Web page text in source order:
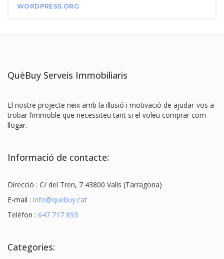
WORDPRESS.ORG
QuèBuy Serveis Immobiliaris
El nostre projecte neix amb la il·lusió i motivació de ajudar-vos a
trobar l’immoble que necessiteu tant si el voleu comprar com
llogar.
Informació de contacte:
Direcció : C/ del Tren, 7 43800 Valls (Tarragona)
E-mail : info@quebuy.cat
Telèfon : 647 717 893
Categories: